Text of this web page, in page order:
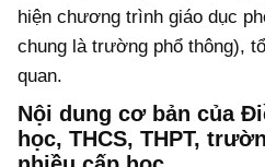
hiện chương trình giáo dục
chung là trường phổ thông),
quan.
Nội dung cơ bản của
học, THCS, THPT,